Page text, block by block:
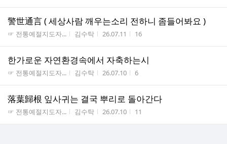
警世通言 ( 세상사람 깨우는소리 전하니 좀들어봐요 )
게시판명
☞ 전통예절지도자... 작성자
김수탁 작성시간
26.07.11 조회수
16
한가로운 자연환경속에서 자축하는시
게시판명
☞ 전통예절지도자... 작성자
김수탁 작성시간
26.07.10 조회수
6
落葉歸根 잎사귀는 결국 뿌리로 돌아간다
게시판명
☞ 전통예절지도자... 작성자
김수탁 작성시간
26.07.10 조회수
11